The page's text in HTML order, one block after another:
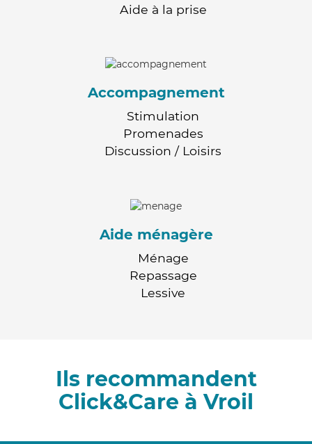
Aide à la prise
Accompagnement
Stimulation
Promenades
Discussion / Loisirs
Aide ménagère
Ménage
Repassage
Lessive
Ils recommandent
Click&Care à Vroil